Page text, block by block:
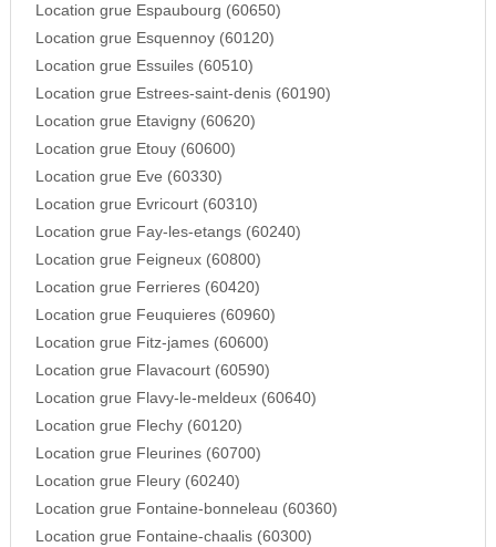
Location grue Espaubourg (60650)
Location grue Esquennoy (60120)
Location grue Essuiles (60510)
Location grue Estrees-saint-denis (60190)
Location grue Etavigny (60620)
Location grue Etouy (60600)
Location grue Eve (60330)
Location grue Evricourt (60310)
Location grue Fay-les-etangs (60240)
Location grue Feigneux (60800)
Location grue Ferrieres (60420)
Location grue Feuquieres (60960)
Location grue Fitz-james (60600)
Location grue Flavacourt (60590)
Location grue Flavy-le-meldeux (60640)
Location grue Flechy (60120)
Location grue Fleurines (60700)
Location grue Fleury (60240)
Location grue Fontaine-bonneleau (60360)
Location grue Fontaine-chaalis (60300)